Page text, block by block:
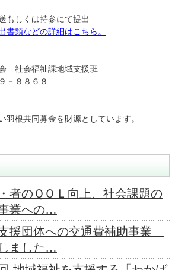
類などの詳細はこちら。
　社会福祉課地域支援班
－８８６８
根共同募金を財源としています。
者のＱＯＬ向上、社会課題の
業への…
援団体への交通費補助事業
ました…